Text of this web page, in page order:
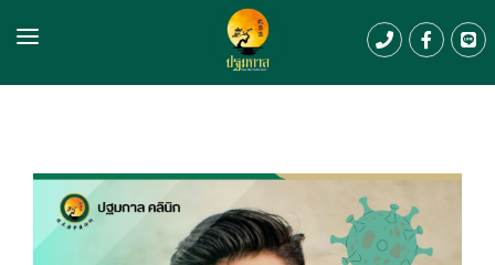
Home
Service & Promotion
Review